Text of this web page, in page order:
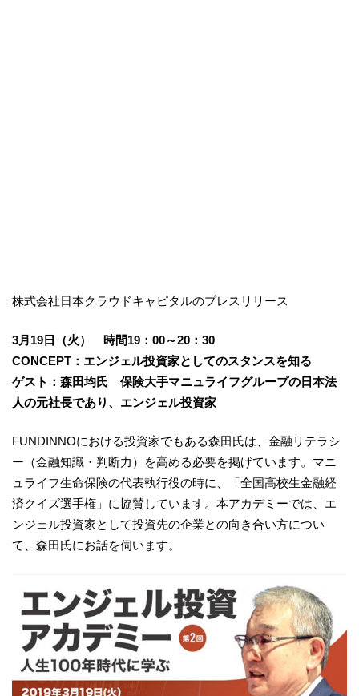
株式会社日本クラウドキャピタルのプレスリリース
3月19日（火） 時間19：00～20：30
CONCEPT：エンジェル投資家としてのスタンスを知る
ゲスト：森田均氏 保険大手マニュライフグループの日本法
人の元社長であり、エンジェル投資家
FUNDINNOにおける投資家でもある森田氏は、金融リテラシ
ー（金融知識・判断力）を高める必要を掲げています。マニ
ュライフ生命保険の代表執行役の時に、「全国高校生金融経
済クイズ選手権」に協賛しています。本アカデミーでは、エ
ンジェル投資家として投資先の企業との向き合い方につい
て、森田氏にお話を伺います。